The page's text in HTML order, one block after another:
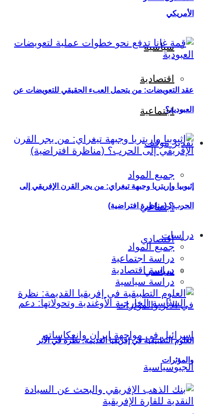
سياسية
اقتصادية
اجتماعية
تقدير موقف
جميع المواد
اجتماعي
اقتصادي
سياسي
الأمريكي
عقد التعويضات: من يتحمل العبء الحقيقي للتعويضات عن
العبودية؟
إثيوبيا وإريتريا وجبهة تيغراي: من يجر القرن الإفريقي إلى
الحرب؟ (مناظرة افتراضية)
دراسات
جميع المواد
دراسة اجتماعية
دراسة اقتصادية
دراسة سياسية
العلوم التطبيقية في إفريقيا القديمة: نظرة في الأثر
والمؤثرات